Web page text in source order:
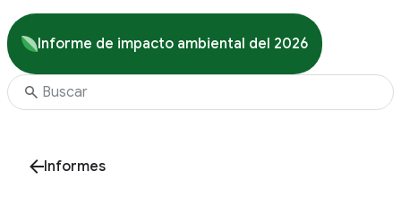
Informe de impacto ambiental del 2026
Informes